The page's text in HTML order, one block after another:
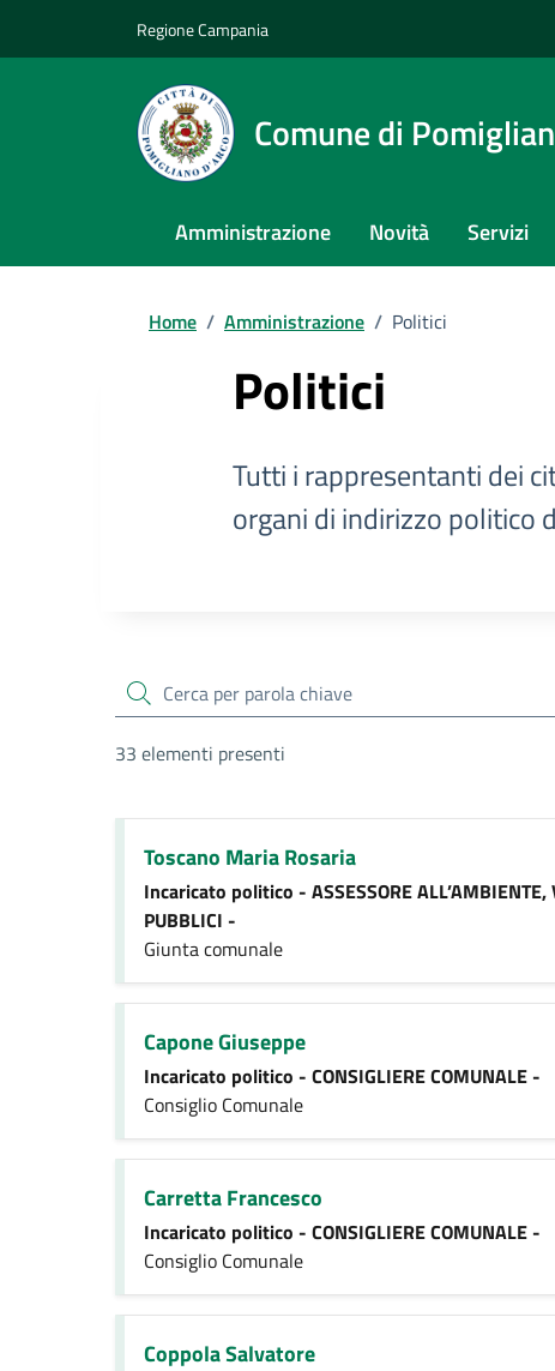
Regione Campania
Comune di
Amministrazione Novità Servizi
Home / Amministrazione / Politici
Politici
Tutti i rappresentanti dei
organi di indirizzo politico
cerca
33 elementi presenti
Toscano Maria Rosaria
Incaricato politico - ASSESSORE ALL’AMBIENTE,
PUBBLICI -
Giunta comunale
Capone Giuseppe
Incaricato politico - CONSIGLIERE COMUNALE -
Consiglio Comunale
Carretta Francesco
Incaricato politico - CONSIGLIERE COMUNALE -
Consiglio Comunale
Coppola Salvatore